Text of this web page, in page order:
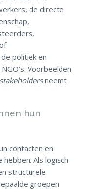
de directe
politiek en
Voorbeelden
stakeholdersneemt
hun
contacten en
Als logisch
structurele
groepen